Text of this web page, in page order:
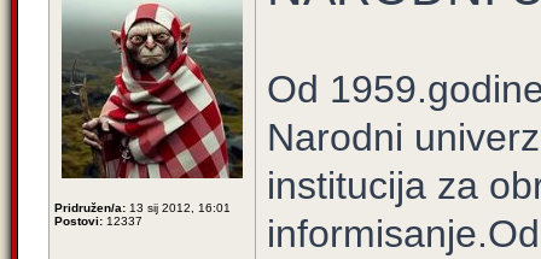
Pridružen/a: 13 sij 2012, 16:01
Postovi: 12337
Od
Narodni
institucija za